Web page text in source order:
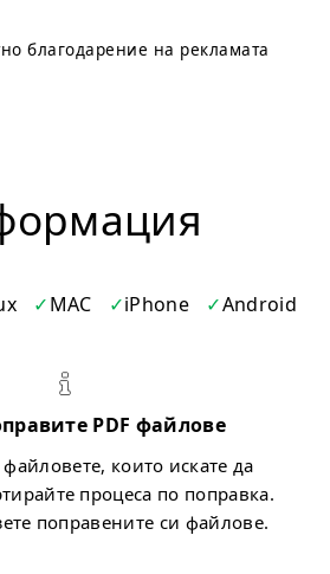
благодарение на рекламата
MAC iPhone Android
PDF файлове
които искате да
процеса по поправка.
поправените си файлове.